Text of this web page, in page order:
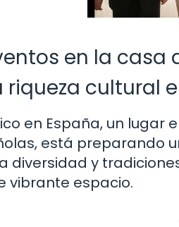
en la casa
riqueza cultural
en España, un
está preparando
diversidad y
vibrante espacio.